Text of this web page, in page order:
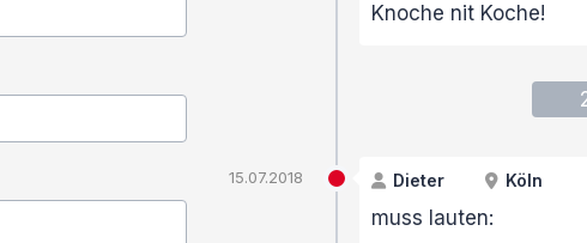
Knoche nit Koche!
15.07.2018 Dieter Köln
muss lauten: